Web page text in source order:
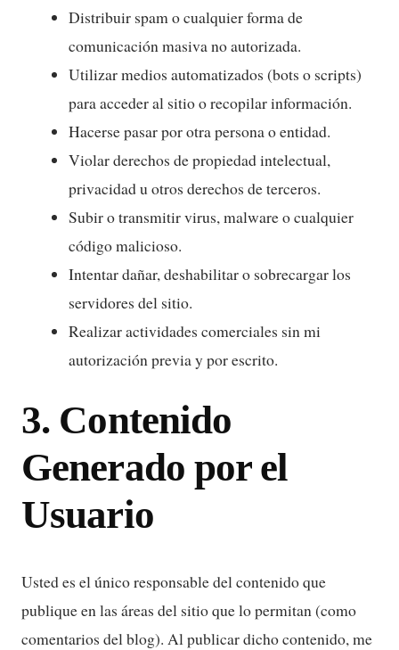
Distribuir spam o cualquier forma de
comunicación masiva no autorizada.
Utilizar medios automatizados (bots o scripts)
para acceder al sitio o recopilar información.
Hacerse pasar por otra persona o entidad.
Violar derechos de propiedad intelectual,
privacidad u otros derechos de terceros.
Subir o transmitir virus, malware o cualquier
código malicioso.
Intentar dañar, deshabilitar o sobrecargar los
servidores del sitio.
Realizar actividades comerciales sin mi
autorización previa y por escrito.
3. Contenido
Generado por el
Usuario
Usted es el único responsable del contenido que
publique en las áreas del sitio que lo permitan (como
comentarios del blog). Al publicar dicho contenido, me